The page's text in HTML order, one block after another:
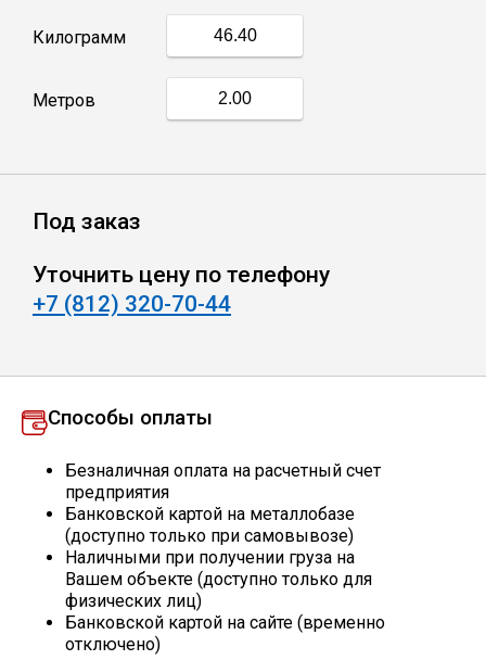
Профлист
Винтовые сваи
Проволока
Скобо-гибочные изделия
Остальное
Килограмм
Метров
Под заказ
Уточнить цену по телефону
+7 (812) 320-70-44
Способы оплаты
Безналичная оплата на расчетный счет
предприятия
Банковской картой на металлобазе
(доступно только при самовывозе)
Наличными при получении груза на
Вашем объекте (доступно только для
физических лиц)
Банковской картой на сайте (временно
отключено)